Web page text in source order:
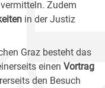
Zudem
in der Justiz
Graz besteht das
einen Vortrag
den Besuch